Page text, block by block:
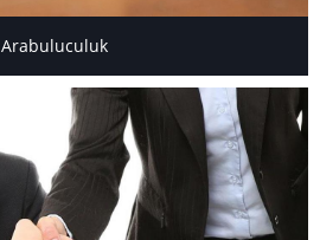
Arabuluculuk